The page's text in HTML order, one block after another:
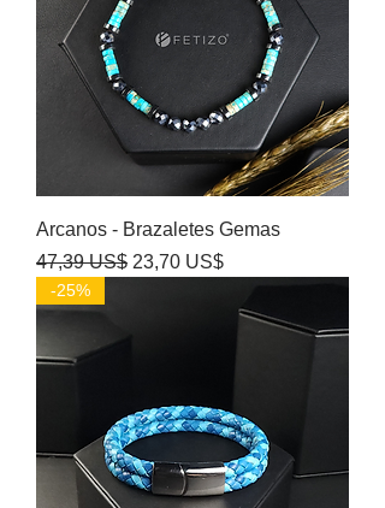
Arcanos - Brazaletes Gemas
Precio
47,39 US$ Precio de oferta
23,70 US$
-25%